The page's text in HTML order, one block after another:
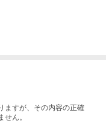
ますが、その内容の正確
ん。